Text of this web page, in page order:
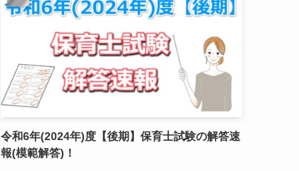
令和6年(2024年)度【後期】保育士試験の解答速
報(模範解答)！